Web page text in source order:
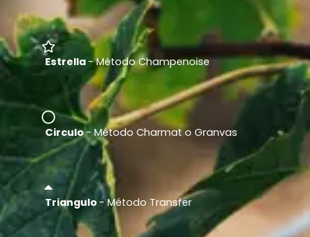
Estrella - Método Champenoise
Circulo- Método Charmat o Granvas
Triangulo- Método Transfer